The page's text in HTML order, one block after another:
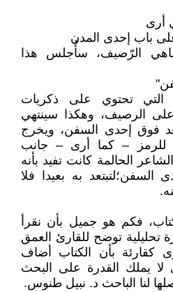
أرى
باب إحدى المدن
الرّصيف، سأُجلس هذا
التي تحتوي على ذكريات
الرصيف، وهكذا سينتهي
فوق إحدى السفن، ويخرج
للرمز – كما أرى – جانب
الحالمة كانت تفيد بأنه
به بعيدا فلا
فكم هو جميل بأن نقرأ
توضح للقارئ العمق
أرى كقارئة بأن الكتاب أضاف
لا يملك القدرة على البحث
لنا الباحث د. نبيل طنوس.